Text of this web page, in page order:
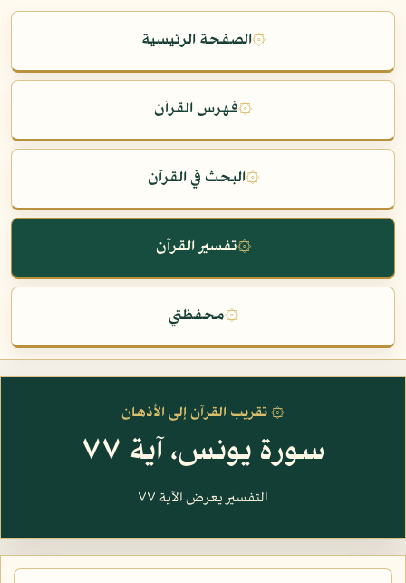
۞الصفحة الرئيسية
۞فهرس القرآن
۞البحث في القرآن
۞تفسير القرآن
۞محفظتي
۞ تقريب القرآن إلى الأذهان
سورة يونس، آية ٧٧
التفسير يعرض الآية ٧٧